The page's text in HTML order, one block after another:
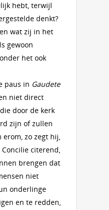
hebt, terwijl
denkt?
wat zij in het
gewoon
het ook
paus in Gaudete
niet direct
door de kerk
zijn of zullen
erom, zo zegt hij,
Concilie citerend,
brengen dat
niet
onderlinge
en te redden,